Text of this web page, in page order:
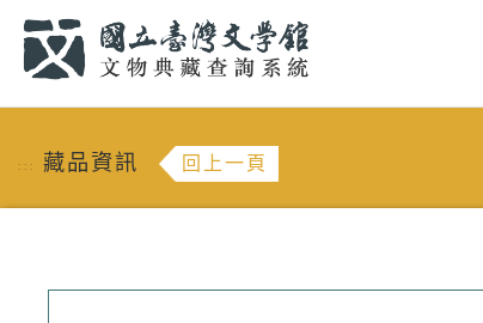
::: 藏品資訊 回上一頁